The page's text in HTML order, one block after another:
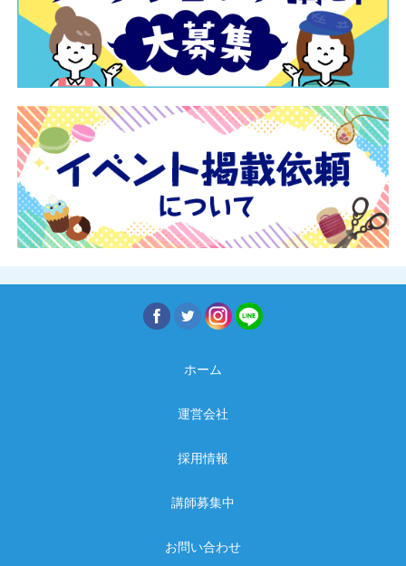
ホーム
運営会社
採用情報
講師募集中
お問い合わせ